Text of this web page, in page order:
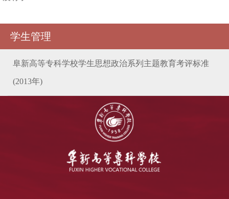
学生管理
阜新高等专科学校学生思想政治系列主题教育考评标准
(2013年)